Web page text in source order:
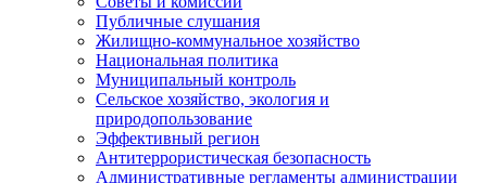
Публичные слушания
Жилищно-коммунальное хозяйство
Национальная политика
Муниципальный контроль
Сельское хозяйство, экология и
природопользование
Эффективный регион
Антитеррористическая безопасность
Административные регламенты администрации